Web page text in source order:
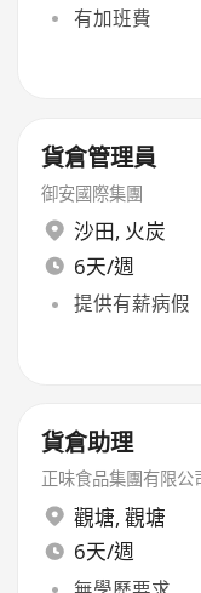
有加班費
貨倉管理員
御安國際集團
沙田, 火炭
6天/週
提供有薪病假
貨倉助理
正味食品集團有限公
觀塘, 觀塘
6天/週